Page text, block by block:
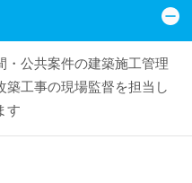
・公共案件の建築施工管理
工事の現場監督を担当し
す